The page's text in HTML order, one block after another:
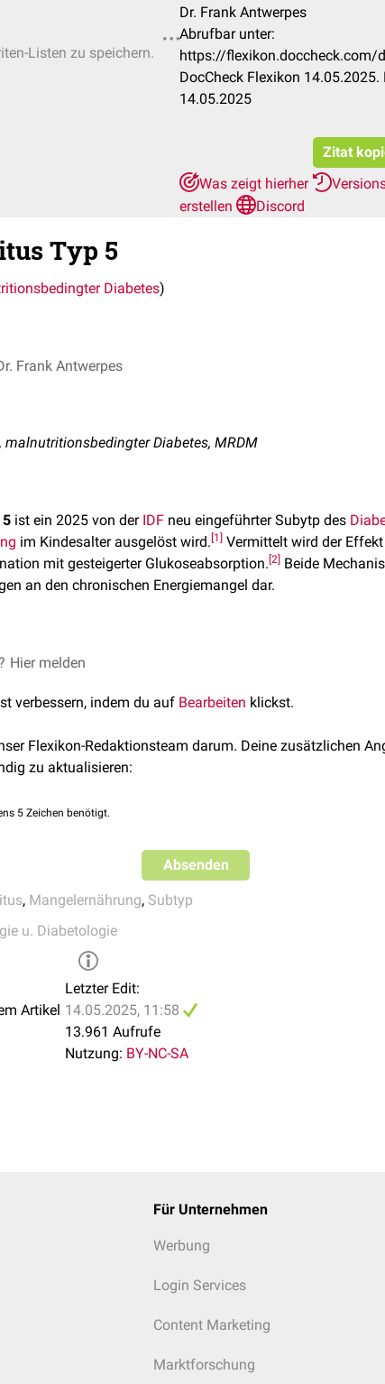
Listen zu speichern.
Dr. Frank Antwerpes
Abrufbar unter:
https://flexikon.doccheck.com/
DocCheck Flexikon
14.05.2025
Zitat
Was zeigt hierher
erstellen
Discord
Typ 5
Diabetes)
Frank Antwerpes
malnutritionsbedingter Diabetes, MRDM
5 ist ein 2025 von der IDF neu eingeführter Subytp des
im Kindesalter ausgelöst wird.[1] Vermittelt wird der
mit gesteigerter Glukoseabsorption.[2] Beide
an den chronischen Energiemangel dar.
Federation:
Jose A, Rebekah G, Wickramanayake A, Joseph M,
Diabetes Care. 2022 Jun 2;45(6):1428-1437. doi:
Hier melden
verbessern, indem du auf Bearbeiten klickst.
Flexikon-Redaktionsteam darum. Deine zusätzlichen
zu aktualisieren:
5 Zeichen benötigt.
Absenden
, Mangelernährung, Subtyp
u. Diabetologie
Artikel
Letzter Edit:
14.05.2025, 11:58
13.961 Aufrufe
Nutzung: BY-NC-SA
Für Unternehmen
Werbung
Login Services
Content Marketing
Marktforschung